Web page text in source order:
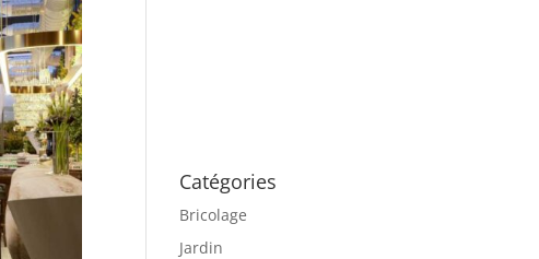
Catégories
Bricolage
Jardin